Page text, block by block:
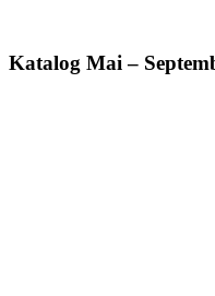
Katalog Mai –